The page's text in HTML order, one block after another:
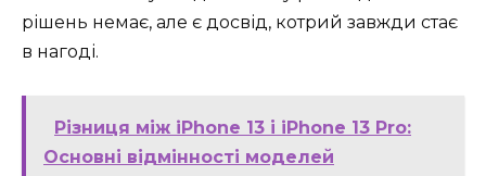
рішень немає, але є досвід, котрий завжди стає
в нагоді.
Різниця між iPhone 13 і iPhone 13 Pro:
Основні відмінності моделей